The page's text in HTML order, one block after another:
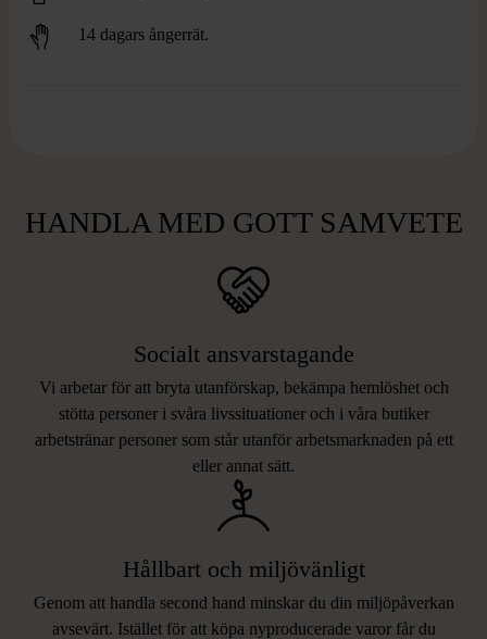
14 dagars ångerrät.
HANDLA MED GOTT SAMVETE
Socialt ansvarstagande
Vi arbetar för att bryta utanförskap, bekämpa hemlöshet och
stötta personer i svåra livssituationer och i våra butiker
arbetstränar personer som står utanför arbetsmarknaden på ett
eller annat sätt.
Hållbart och miljövänligt
Genom att handla second hand minskar du din miljöpåverkan
avsevärt. Istället för att köpa nyproducerade varor får du